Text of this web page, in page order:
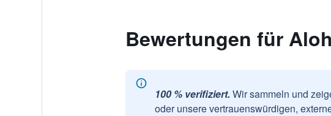
Bewertungen für
100 % verifiziert. Wir sammeln und
oder unsere vertrauenswürdigen,